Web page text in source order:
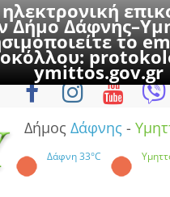
Δήμο
το
ymittos.gov.gr
Κυριακή, 9 Αυγούστου
Δήμος Δάφνης -
Δάφνη33°C